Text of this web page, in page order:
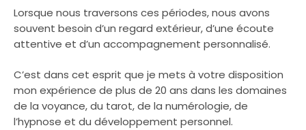
Lorsque nous traversons ces périodes, nous avons
souvent besoin d’un regard extérieur, d’une écoute
attentive et d’un accompagnement personnalisé.
C’est dans cet esprit que je mets à votre disposition
mon expérience de plus de 20 ans dans les domaines
de la voyance, du tarot, de la numérologie, de
l’hypnose et du développement personnel.